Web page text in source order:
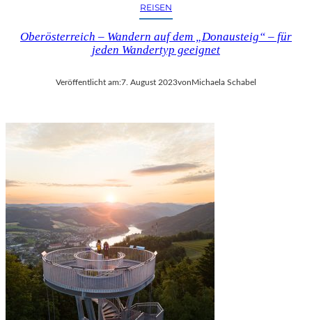
REISEN
Oberösterreich – Wandern auf dem „Donausteig“ – für
jeden Wandertyp geeignet
Veröffentlicht am:7. August 2023vonMichaela Schabel